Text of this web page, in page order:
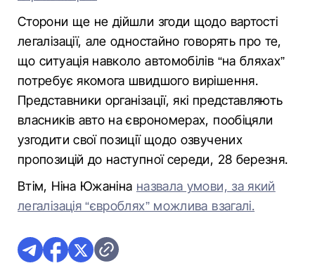
Сторони ще не дійшли згоди щодо вартості
легалізації, але одностайно говорять про те,
що ситуація навколо автомобілів “на бляхах”
потребує якомога швидшого вирішення.
Представники організації, які представляють
власників авто на єврономерах, пообіцяли
узгодити свої позиції щодо озвучених
пропозицій до наступної середи, 28 березня.
Втім, Ніна Южаніна назвала умови, за який
легалізація “євроблях” можлива взагалі.